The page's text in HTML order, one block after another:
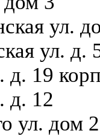
ул.
ул. д.
д. 19
д. 12
ул. дом